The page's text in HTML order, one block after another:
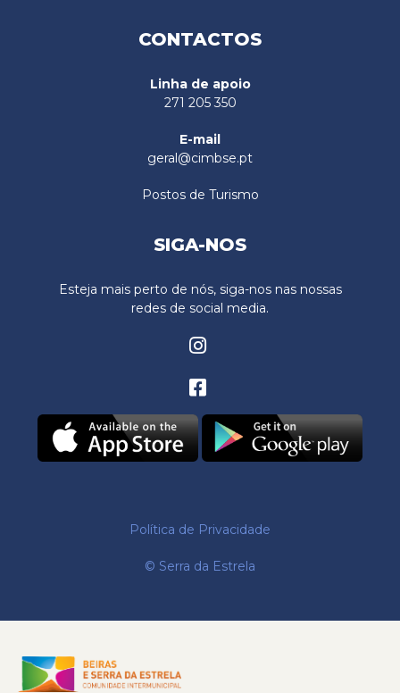
CONTACTOS
Linha de apoio
271 205 350
E-mail
geral@cimbse.pt
Postos de Turismo
SIGA-NOS
Esteja mais perto de nós, siga-nos nas nossas
redes de social media.
© Serra da Estrela
Política de Privacidade